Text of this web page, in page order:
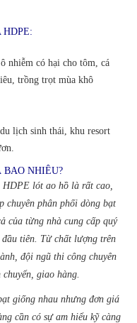
HDPE:
nhiễm có hại cho tôm, cá
trồng trọt mùa khô
lịch sinh thái, khu resort
BAO NHIÊU?
HDPE lót ao hồ là rất cao,
chuyên phân phối dòng bạt
của từng nhà cung cấp quý
tiên. Từ chất lượng trên
đội ngũ thi công chuyên
giao hàng.
giống nhau nhưng đơn giá
cần có sự am hiểu kỹ càng